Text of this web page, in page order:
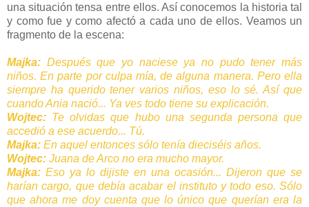
una situación tensa entre ellos. Así conocemos la historia tal
y como fue y como afectó a cada uno de ellos. Veamos un
fragmento de la escena:
Majka: Después que yo naciese ya no pudo tener más
niños. En parte por culpa mía, de alguna manera. Pero ella
siempre ha querido tener varios niños, eso lo sé. Así que
cuando Ania nació... Ya ves todo tiene su explicación.
Wojtec: Te olvidas que hubo una segunda persona que
accedió a ese acuerdo... Tú.
Majka: En aquel entonces sólo tenía dieciséis años.
Wojtec: Juana de Arco no era mucho mayor.
Majka: Eso ya lo dijiste en una ocasión... Dijeron que se
harían cargo, que debía acabar el instituto y todo eso. Sólo
que ahora me doy cuenta que lo único que querían era la